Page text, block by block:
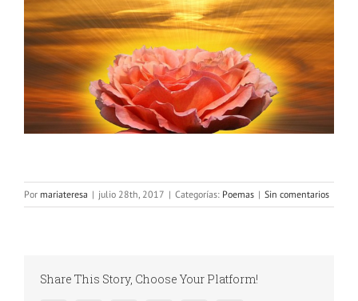
Por mariateresa | julio 28th, 2017 | Categorías: Poemas | Sin comentarios
Share This Story, Choose Your Platform!